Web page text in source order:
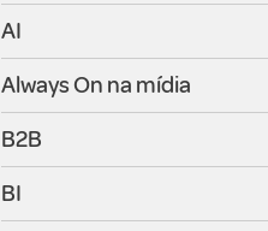
AI
Always On na mídia
B2B
BI